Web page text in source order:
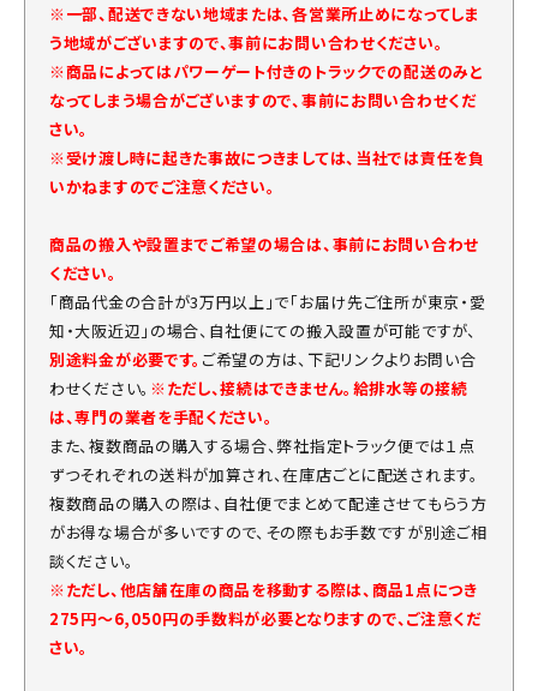
※一部、配送できない地域または、各営業所止めになってしま
う地域がございますので、事前にお問い合わせください。
※商品によってはパワーゲート付きのトラックでの配送のみと
なってしまう場合がございますので、事前にお問い合わせくだ
さい。
※受け渡し時に起きた事故につきましては、当社では責任を負
いかねますのでご注意ください。
商品の搬入や設置までご希望の場合は、事前にお問い合わせ
ください。
「商品代金の合計が3万円以上」で「お届け先ご住所が東京・愛
知・大阪近辺」の場合、自社便にての搬入設置が可能ですが、
別途料金が必要です。 ご希望の方は、下記リンクよりお問い合
わせください。 ※ただし、接続はできません。給排水等の接続
は、専門の業者を手配ください。
また、複数商品の購入する場合、弊社指定トラック便では１点
ずつそれぞれの送料が加算され、在庫店ごとに配送されます。
複数商品の購入の際は、自社便でまとめて配達させてもらう方
がお得な場合が多いですので、その際もお手数ですが別途ご相
談ください。
※ただし、他店舗在庫の商品を移動する際は、商品1点につき
275円～6,050円の手数料が必要となりますので、ご注意くだ
さい。